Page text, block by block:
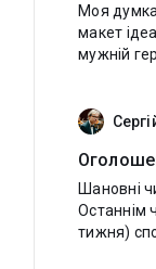
Моя
макет
мужній
якихось
Шановні
Останнім
тижня)